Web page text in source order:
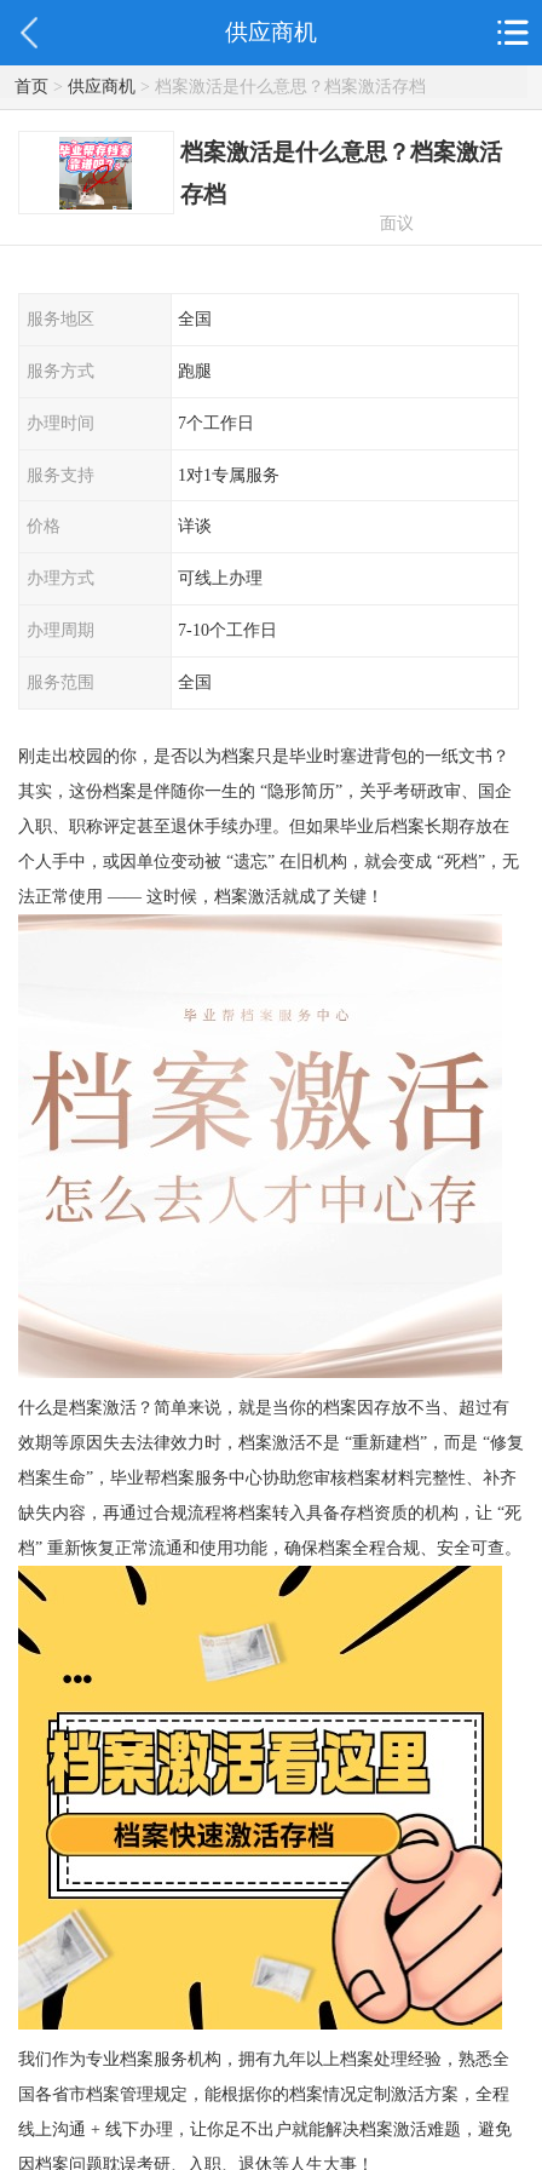
供应商机
首页> 供应商机> 档案激活是什么意思？档案激活存档
档案激活是什么意思？档案激活
存档
面议
服务地区 全国
服务方式 跑腿
办理时间 7个工作日
服务支持 1对1专属服务
价格 详谈
办理方式 可线上办理
办理周期 7-10个工作日
服务范围 全国
刚走出校园的你，是否以为档案只是毕业时塞进背包的一纸文书？
其实，这份档案是伴随你一生的 “隐形简历”，关乎考研政审、国企
入职、职称评定甚至退休手续办理。但如果毕业后档案长期存放在
个人手中，或因单位变动被 “遗忘” 在旧机构，就会变成 “死档”，无
法正常使用 —— 这时候， 档案激活就成了关键！
什么是档案激活？简单来说，就是当你的档案因存放不当、超过有
效期等原因失去法律效力时， 档案激活不是 “重新建档”，而是 “修复
档案生命”， 毕业帮档案服务中心协助您审核档案材料完整性、补齐
缺失内容，再通过合规流程将档案转入具备存档资质的机构，让 “死
档” 重新恢复正常流通和使用功能， 确保档案全程合规、安全可查。
我们作为专业档案服务机构，拥有九年以上档案处理经验，熟悉全
国各省市档案管理规定，能根据你的档案情况定制激活方案，全程
线上沟通 + 线下办理，让你足不出户就能解决档案激活难题，避免
因档案问题耽误考研、入职、退休等人生大事！